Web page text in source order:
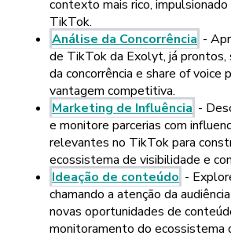
contexto mais rico,
TikTok.
Análise da Concorrência -
de TikTok da Exolyt, já prontos,
da concorrência e share of voice
vantagem competitiva.
Marketing de Influência -
e monitore parcerias com
relevantes no TikTok para
ecossistema de visibilidade e
Ideação de conteúdo -
chamando a atenção da
novas oportunidades de
monitoramento do ecossistema